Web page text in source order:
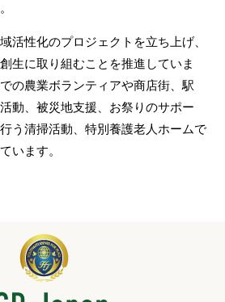
活性化のプロジェクトを立ち上げ、
生に取り組むことを推進していま
の農業ボランティアや商店街、駅
動、被災地支援、お祭りのサポー
う清掃活動、特別養護老人ホームで
います。